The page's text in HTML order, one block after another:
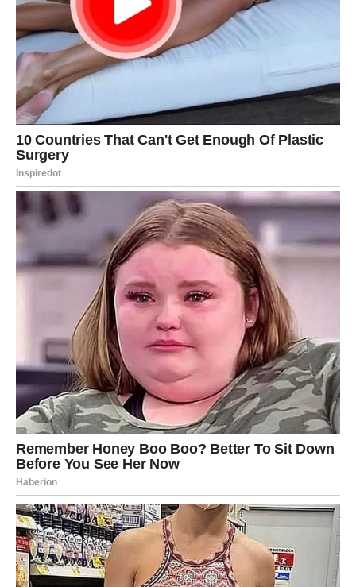
Zauzete Ribe rešavaju sve ono što ih je opterećivalo.
Razgovori postaju iskreniji, emocije snažnije, a zajednički
planovi realniji.
Na poslovnom planu dolazi prilika koju ne treba odbiti.
Možda će zahtevati više odgovornosti, ali će doneti
mnogo veću sigurnost i finansijsku stabilnost.
Važno je da verujete sebi.
Ovog puta intuicija vas neće prevariti.